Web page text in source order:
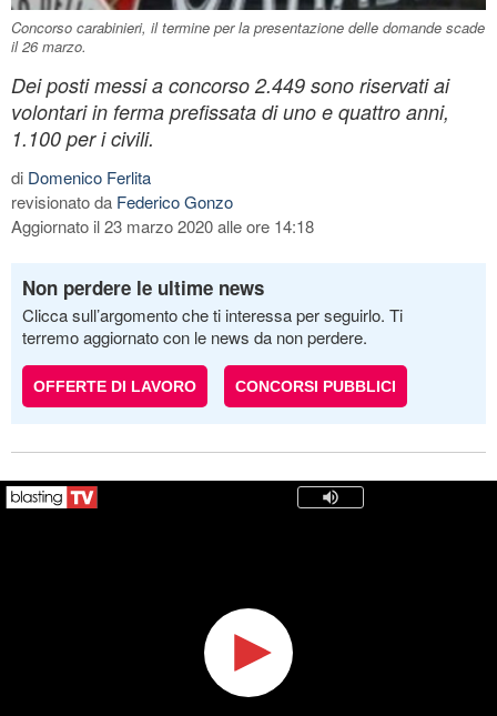
Concorso carabinieri, il termine per la presentazione delle domande scade
il 26 marzo.
Dei posti messi a concorso 2.449 sono riservati ai
volontari in ferma prefissata di uno e quattro anni,
1.100 per i civili.
di Domenico Ferlita
revisionato da Federico Gonzo
Aggiornato il 23 marzo 2020 alle ore 14:18
Non perdere le ultime news
Clicca sull’argomento che ti interessa per seguirlo. Ti
terremo aggiornato con le news da non perdere.
OFFERTE DI LAVORO CONCORSI PUBBLICI